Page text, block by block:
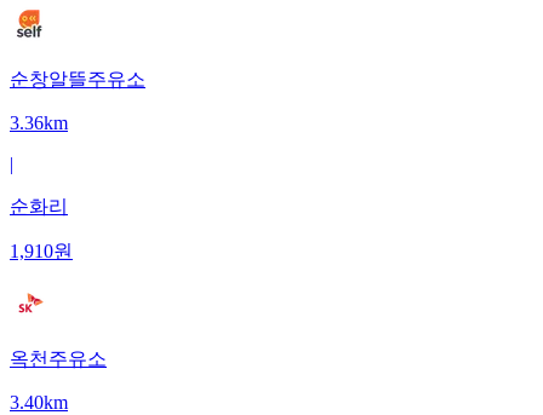
순창알뜰주유소
3.36km
|
순화리
1,910원
옥천주유소
3.40km